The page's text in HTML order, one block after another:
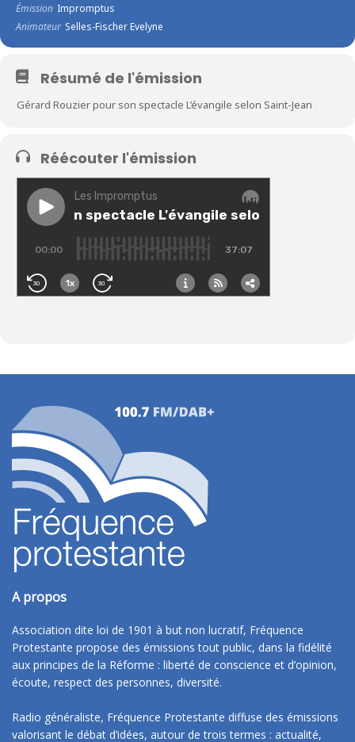
Émission Impromptus
Animateur Selles-Fischer Evelyne
Résumé de l'émission
Gérard Rouzier pour son spectacle L’évangile selon Saint-Jean
Réécouter l'émission
A propos
Association dite loi de 1901 à but non lucratif, Fréquence
Protestante propose des émissions tout public, dans la fidélité
aux principes de la Réforme : liberté de conscience et d’opinion,
écoute, respect des personnes, diversité.
Radio généraliste, Fréquence Protestante diffuse des émissions
valorisant le débat d’idées, autour de trois termes : actualité,